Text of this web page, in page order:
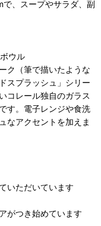
、スープやサラダ、副
ウル
ク（筆で描いたような
スプラッシュ」シリー
コレール独自のガラス
す。電子レンジや食洗
なアクセントを加えま
いただいています
がつき始めています